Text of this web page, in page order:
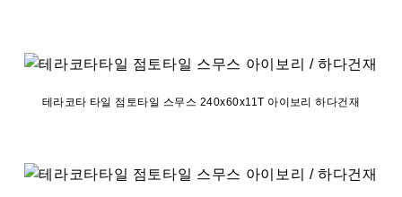
테라코타 타일 점토타일 스무스 240x60x11T 아이보리 하다건재